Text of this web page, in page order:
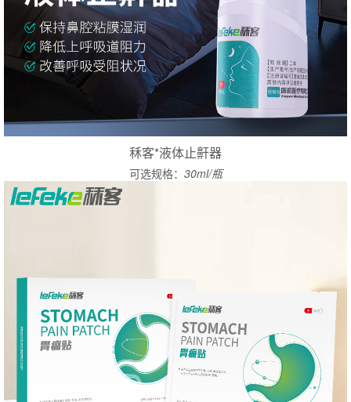
秝客*液体止鼾器
可选规格： 30ml/瓶